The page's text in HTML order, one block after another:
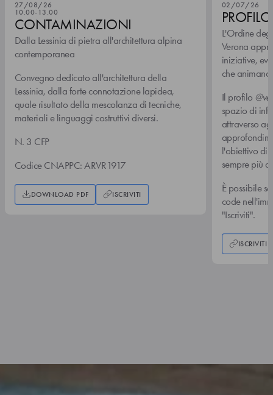
27/08/26
10.00-13.00
CONTAMINAZIONI
Dalla Lessinia di pietra all'architettura alpina
contemporanea
Convegno dedicato all'architettura della
Lessinia, dalla forte connotazione lapidea,
quale risultato della mescolanza di tecniche,
materiali e linguaggi costruttivi diversi.
N. 3 CFP
Codice CNAPPC: ARVR1917
DOWNLOAD PDF ISCRIVITI
02/07/26
L'Ordine
Verona
iniziative,
che
Il profilo
spazio di
attraverso
l'obiettivo di
sempre più
È possibile
code
"Iscriviti".
ISCRIVITI